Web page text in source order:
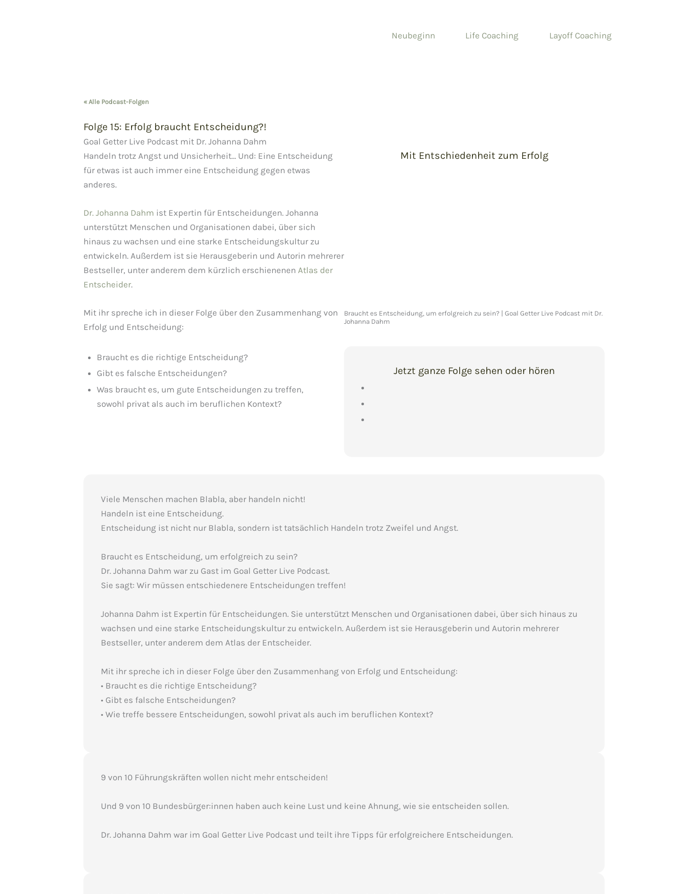
Neubeginn Life Coaching Layoff Coaching
« Alle Podcast-Folgen
Folge 15: Erfolg braucht Entscheidung?!
Goal Getter Live Podcast mit Dr. Johanna Dahm
Handeln trotz Angst und Unsicherheit… Und: Eine Entscheidung
für etwas ist auch immer eine Entscheidung gegen etwas
anderes.
Dr. Johanna Dahm ist Expertin für Entscheidungen. Johanna
unterstützt Menschen und Organisationen dabei, über sich
hinaus zu wachsen und eine starke Entscheidungskultur zu
entwickeln. Außerdem ist sie Herausgeberin und Autorin mehrerer
Bestseller, unter anderem dem kürzlich erschienenen Atlas der
Entscheider.
Mit ihr spreche ich in dieser Folge über den Zusammenhang von
Erfolg und Entscheidung:
Braucht es die richtige Entscheidung?
Gibt es falsche Entscheidungen?
Was braucht es, um gute Entscheidungen zu treffen,
sowohl privat als auch im beruflichen Kontext?
Mit Entschiedenheit zum Erfolg
Braucht es Entscheidung, um erfolgreich zu sein? | Goal Getter Live Podcast mit Dr.
Johanna Dahm
Jetzt ganze Folge sehen oder hören
Viele Menschen machen Blabla, aber handeln nicht!
Handeln ist eine Entscheidung.
Entscheidung ist nicht nur Blabla, sondern ist tatsächlich Handeln trotz Zweifel und Angst.
Braucht es Entscheidung, um erfolgreich zu sein?
Dr. Johanna Dahm war zu Gast im Goal Getter Live Podcast.
Sie sagt: Wir müssen entschiedenere Entscheidungen treffen!
Johanna Dahm ist Expertin für Entscheidungen. Sie unterstützt Menschen und Organisationen dabei, über sich hinaus zu
wachsen und eine starke Entscheidungskultur zu entwickeln. Außerdem ist sie Herausgeberin und Autorin mehrerer
Bestseller, unter anderem dem Atlas der Entscheider.
Mit ihr spreche ich in dieser Folge über den Zusammenhang von Erfolg und Entscheidung:
• Braucht es die richtige Entscheidung?
• Gibt es falsche Entscheidungen?
• Wie treffe bessere Entscheidungen, sowohl privat als auch im beruflichen Kontext?
9 von 10 Führungskräften wollen nicht mehr entscheiden!
Und 9 von 10 Bundesbürger:innen haben auch keine Lust und keine Ahnung, wie sie entscheiden sollen.
Dr. Johanna Dahm war im Goal Getter Live Podcast und teilt ihre Tipps für erfolgreichere Entscheidungen.